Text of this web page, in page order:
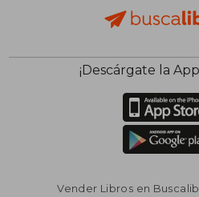
¡Descárgate la
Vender Libros en